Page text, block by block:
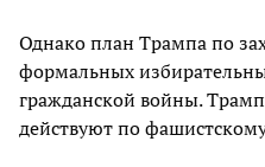
Однако план Трампа по
формальных
гражданской войны.
действуют по